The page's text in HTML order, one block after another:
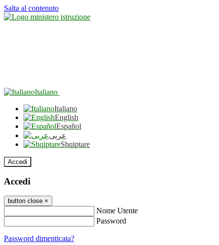
Salta al contenuto
Italiano
Italiano
English
Español
عربى
Shqiptare
Accedi
Accedi
button close ×
Nome Utente
Password
Password dimenticata?